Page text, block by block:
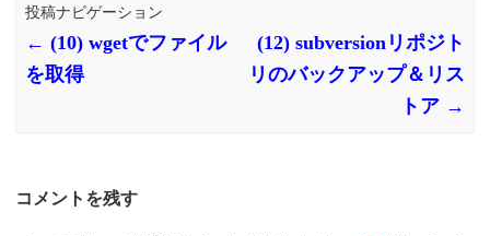
投稿ナビゲーション
← (10) wgetでファイル
を取得
(12) subversionリポジト
リのバックアップ＆リス
トア →
コメントを残す